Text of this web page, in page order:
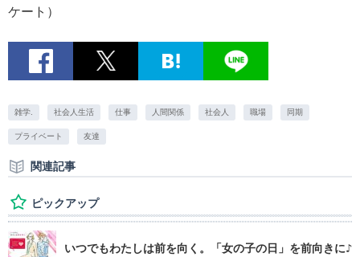
ケート）
雑学. 社会人生活 仕事 人間関係 社会人 職場 同期
プライベート 友達
関連記事
ピックアップ
いつでもわたしは前を向く。「女の子の日」を前向きに♪